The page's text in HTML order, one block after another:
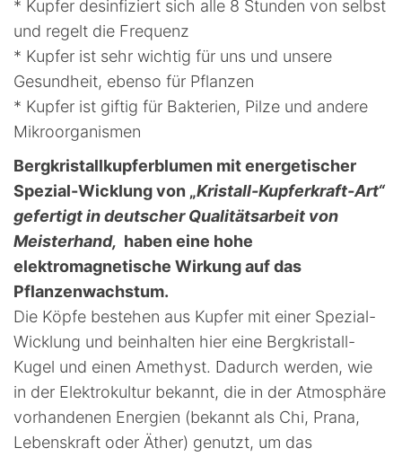
* Kupfer desinfiziert sich alle 8 Stunden von selbst
und regelt die Frequenz
* Kupfer ist sehr wichtig für uns und unsere
Gesundheit, ebenso für Pflanzen
* Kupfer ist giftig für Bakterien, Pilze und andere
Mikroorganismen
Bergkristallkupferblumen mit energetischer
Spezial-Wicklung von „Kristall-Kupferkraft-Art“
gefertigt in deutscher Qualitätsarbeit von
Meisterhand, haben eine hohe
elektromagnetische Wirkung auf das
Pflanzenwachstum.
Die Köpfe bestehen aus Kupfer mit einer Spezial-
Wicklung und beinhalten hier eine Bergkristall-
Kugel und einen Amethyst. Dadurch werden, wie
in der Elektrokultur bekannt, die in der Atmosphäre
vorhandenen Energien (bekannt als Chi, Prana,
Lebenskraft oder Äther) genutzt, um das